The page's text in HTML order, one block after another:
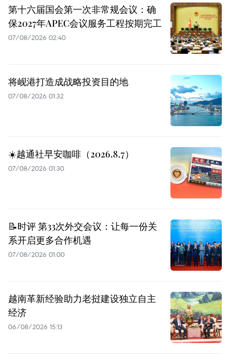
第十六届国会第一次非常规会议：确
保2027年APEC会议服务工程按期完工
07/08/2026 02:40
将岘港打造成战略投资目的地
07/08/2026 01:32
☀️越通社早安咖啡（2026.8.7）
07/08/2026 01:30
📝时评 第33次外交会议：让每一份关
系开启更多合作机遇
07/08/2026 01:00
越南革新经验助力老挝建设独立自主
经济
06/08/2026 15:13